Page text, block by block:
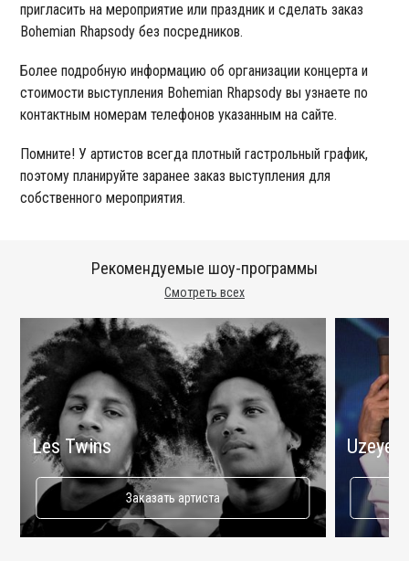
пригласить на мероприятие или праздник и сделать заказ
Bohemian Rhapsody без посредников.
Более подробную информацию об организации концерта и
стоимости выступления Bohemian Rhapsody вы узнаете по
контактным номерам телефонов указанным на сайте.
Помните! У артистов всегда плотный гастрольный график,
поэтому планируйте заранее заказ выступления для
собственного мероприятия.
Смотреть всех
Рекомендуемые шоу-программы
Les Twins
Заказать артиста
Uzeyer